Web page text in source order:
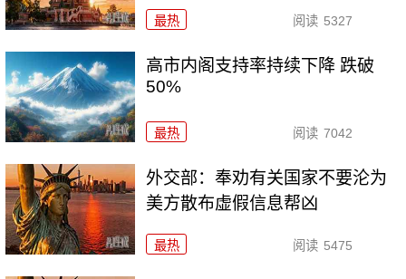
最热 阅读 5327
高市内阁支持率持续下降 跌破
50%
最热 阅读 7042
外交部：奉劝有关国家不要沦为
美方散布虚假信息帮凶
最热 阅读 5475